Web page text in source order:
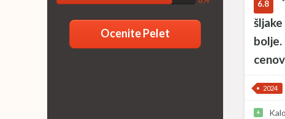
Ocenite Pelet
6.8
bolje.
2024
+